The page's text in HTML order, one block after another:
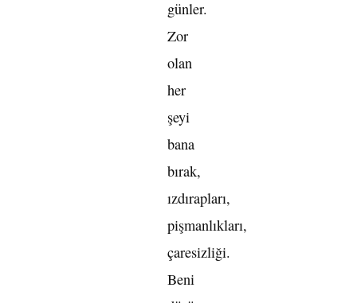
günler.
Zor
olan
her
şeyi
bana
bırak,
ızdırapları,
pişmanlıkları,
çaresizliği.
Beni